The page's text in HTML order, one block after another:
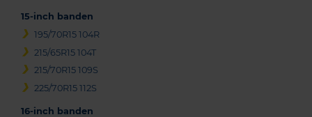
15-inch banden
195/70R15 104R
215/65R15 104T
215/70R15 109S
225/70R15 112S
16-inch banden